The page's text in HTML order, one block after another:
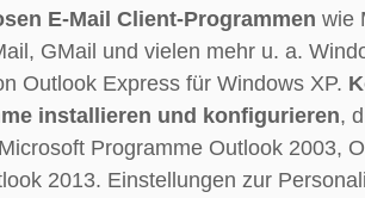
E-Mail Client-Programmen wie
GMail und vielen mehr u. a.
Outlook Express für Windows XP.
installieren und konfigurieren,
Programme Outlook 2003,
2013. Einstellungen zur